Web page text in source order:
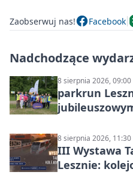
Zaobserwuj nas! Facebook
Nadchodzące
8 sierpnia 2026, 09:00
parkrun
8 sierpnia 2026, 11:30
III Wystawa
Lesznie: